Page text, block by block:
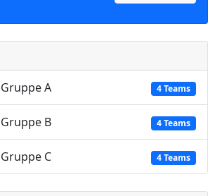
A 4 Teams
B 4 Teams
C 4 Teams